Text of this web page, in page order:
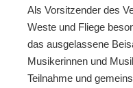
Als Vorsitzender des
Weste und Fliege
das ausgelassene
Musikerinnen und
Teilnahme und